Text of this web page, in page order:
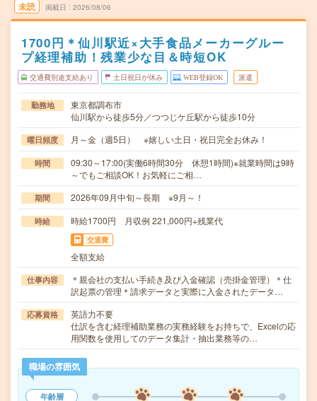
未読 掲載日 2026/08/06
1700円＊仙川駅近×大手食品メーカーグルー
プ経理補助！残業少な目＆時短OK
交通費別途支給あり 土日祝日が休み WEB登録OK 派遣
勤務地
東京都調布市
仙川駅から徒歩5分／つつじケ丘駅から徒歩10分
曜日頻度 月～金（週5日） ※嬉しい土日・祝日完全お休み！
時間
09:30～17:00(実働6時間30分 休憩1時間)※就業時間は9時
～でもご相談OK！お気軽にご相…
期間 2026年09月中旬～長期 ※9月～！
時給 時給1700円 月収例 221,000円+残業代
交通費
全額支給
仕事内容
＊親会社の支払い手続き及び入金確認（売掛金管理）＊仕
訳起票の管理＊請求データと実際に入金されたデータ…
応募資格
英語力不要
仕訳を含む経理補助業務の実務経験をお持ちで、Excelの応
用関数を使用してのデータ集計・抽出業務等の…
職場の雰囲気
年齢層